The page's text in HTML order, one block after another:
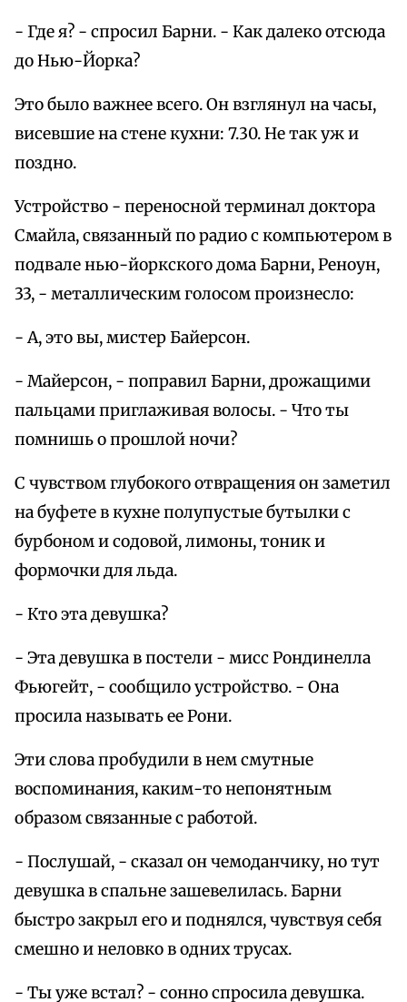
- Где я? - спросил Барни. - Как далеко отсюда
до Нью-Йорка?
Это было важнее всего. Он взглянул на часы,
висевшие на стене кухни: 7.30. Не так уж и
поздно.
Устройство - переносной терминал доктора
Смайла, связанный по радио с компьютером в
подвале нью-йоркского дома Барни, Реноун,
33, - металлическим голосом произнесло:
- А, это вы, мистер Байерсон.
- Майерсон, - поправил Барни, дрожащими
пальцами приглаживая волосы. - Что ты
помнишь о прошлой ночи?
С чувством глубокого отвращения он заметил
на буфете в кухне полупустые бутылки с
бурбоном и содовой, лимоны, тоник и
формочки для льда.
- Кто эта девушка?
- Эта девушка в постели - мисс Рондинелла
Фьюгейт, - сообщило устройство. - Она
просила называть ее Рони.
Эти слова пробудили в нем смутные
воспоминания, каким-то непонятным
образом связанные с работой.
- Послушай, - сказал он чемоданчику, но тут
девушка в спальне зашевелилась. Барни
быстро закрыл его и поднялся, чувствуя себя
смешно и неловко в одних трусах.
- Ты уже встал? - сонно спросила девушка.